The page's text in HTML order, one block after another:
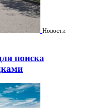
Новости
поиска